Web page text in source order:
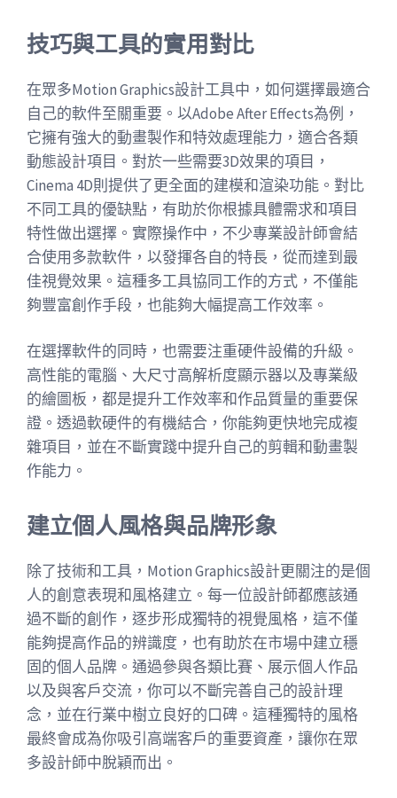
技巧與工具的實用對比
在眾多Motion Graphics設計工具中，如何選擇最適合
自己的軟件至關重要。以Adobe After Effects為例，
它擁有強大的動畫製作和特效處理能力，適合各類
動態設計項目。對於一些需要3D效果的項目，
Cinema 4D則提供了更全面的建模和渲染功能。對比
不同工具的優缺點，有助於你根據具體需求和項目
特性做出選擇。實際操作中，不少專業設計師會結
合使用多款軟件，以發揮各自的特長，從而達到最
佳視覺效果。這種多工具協同工作的方式，不僅能
夠豐富創作手段，也能夠大幅提高工作效率。
在選擇軟件的同時，也需要注重硬件設備的升級。
高性能的電腦、大尺寸高解析度顯示器以及專業級
的繪圖板，都是提升工作效率和作品質量的重要保
證。透過軟硬件的有機結合，你能夠更快地完成複
雜項目，並在不斷實踐中提升自己的剪輯和動畫製
作能力。
建立個人風格與品牌形象
除了技術和工具，Motion Graphics設計更關注的是個
人的創意表現和風格建立。每一位設計師都應該通
過不斷的創作，逐步形成獨特的視覺風格，這不僅
能夠提高作品的辨識度，也有助於在市場中建立穩
固的個人品牌。通過參與各類比賽、展示個人作品
以及與客戶交流，你可以不斷完善自己的設計理
念，並在行業中樹立良好的口碑。這種獨特的風格
最終會成為你吸引高端客戶的重要資產，讓你在眾
多設計師中脫穎而出。